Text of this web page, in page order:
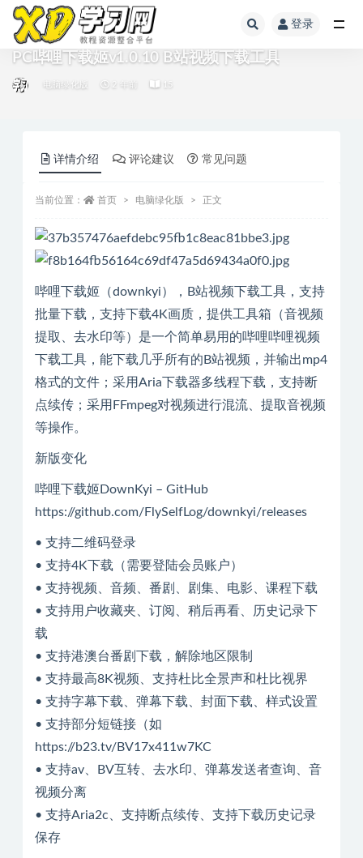
登录
PC哔哩下载姬v1.0.10 B站视频下载工具
电脑绿化版 2 年前 15
详情介绍 评论建议 常见问题
当前位置： 首页 电脑绿化版 正文
哔哩下载姬（downkyi），B站视频下载工具，支持
批量下载，支持下载4K画质，提供工具箱（音视频
提取、去水印等）是一个简单易用的哔哩哔哩视频
下载工具，能下载几乎所有的B站视频，并输出mp4
格式的文件；采用Aria下载器多线程下载，支持断
点续传；采用FFmpeg对视频进行混流、提取音视频
等操作。
新版变化
哔哩下载姬DownKyi – GitHub
https://github.com/FlySelfLog/downkyi/releases
• 支持二维码登录
• 支持4K下载（需要登陆会员账户）
• 支持视频、音频、番剧、剧集、电影、课程下载
• 支持用户收藏夹、订阅、稍后再看、历史记录下
载
• 支持港澳台番剧下载，解除地区限制
• 支持最高8K视频、支持杜比全景声和杜比视界
• 支持字幕下载、弹幕下载、封面下载、样式设置
• 支持部分短链接（如
https://b23.tv/BV17x411w7KC
• 支持av、BV互转、去水印、弹幕发送者查询、音
视频分离
• 支持Aria2c、支持断点续传、支持下载历史记录
保存